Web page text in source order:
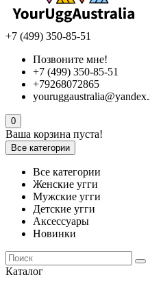
+7 (499) 350-85-51
Позвоните мне!
+7 (499) 350-85-51
+79268072865
0
Ваша корзина пуста!
Все категории
Все категории
Женские угги
Мужские угги
Детские угги
Аксессуары
Новинки
Каталог